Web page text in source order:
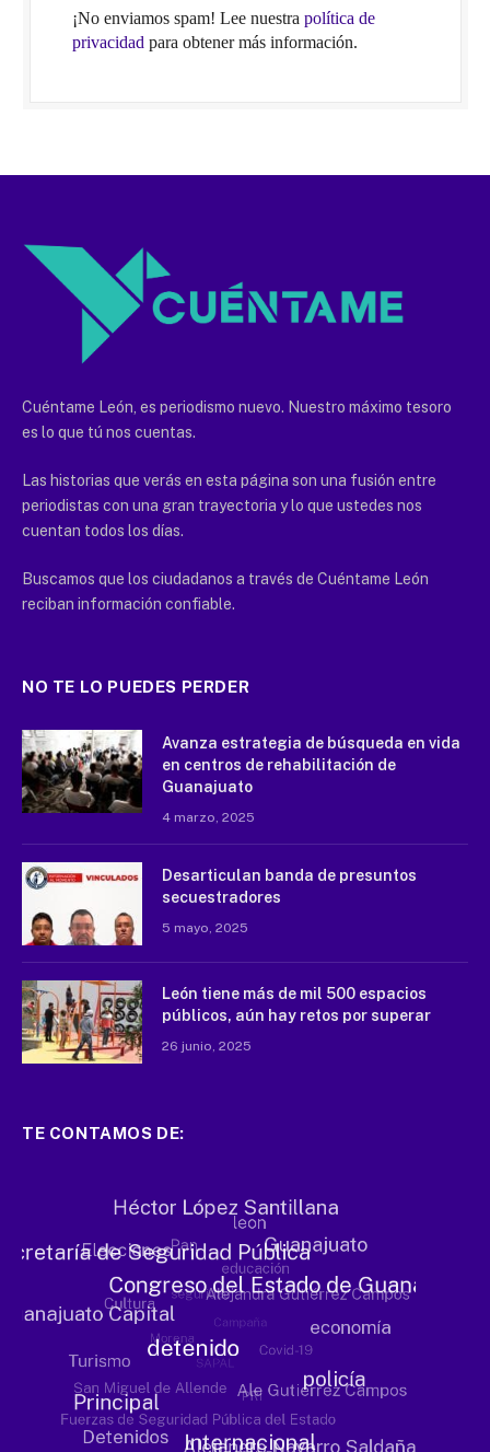
¡No enviamos spam! Lee nuestra política de
privacidad para obtener más información.
Cuéntame León, es periodismo nuevo. Nuestro máximo tesoro
es lo que tú nos cuentas.
Las historias que verás en esta página son una fusión entre
periodistas con una gran trayectoria y lo que ustedes nos
cuentan todos los días.
Buscamos que los ciudadanos a través de Cuéntame León
reciban información confiable.
NO TE LO PUEDES PERDER
Avanza estrategia de búsqueda en vida
en centros de rehabilitación de
Guanajuato
4 marzo, 2025
Desarticulan banda de presuntos
secuestradores
5 mayo, 2025
León tiene más de mil 500 espacios
públicos, aún hay retos por superar
26 junio, 2025
TE CONTAMOS DE: